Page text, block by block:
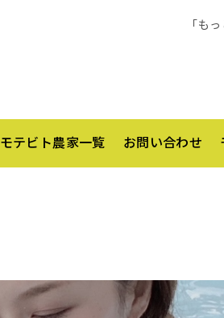
「も
モテビト農家一覧 お問い合わせ